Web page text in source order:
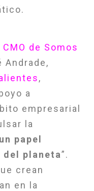
CMO de Somos
Andrade,
,
a
empresarial
la
un papel
del planeta”.
crean
en la